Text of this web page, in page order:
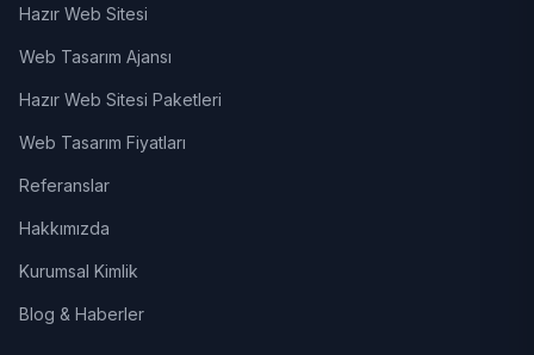
Hazır Web Sitesi
Web Tasarım Ajansı
Hazır Web Sitesi Paketleri
Web Tasarım Fiyatları
Referanslar
Hakkımızda
Kurumsal Kimlik
Blog & Haberler